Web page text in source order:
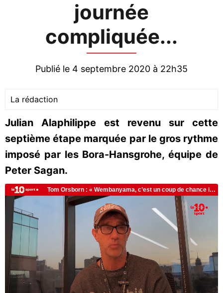
journée
compliquée...
Publié le 4 septembre 2020 à 22h35
La rédaction
Julian Alaphilippe est revenu sur cette
septième étape marquée par le gros rythme
imposé par les Bora-Hansgrohe, équipe de
Peter Sagan.